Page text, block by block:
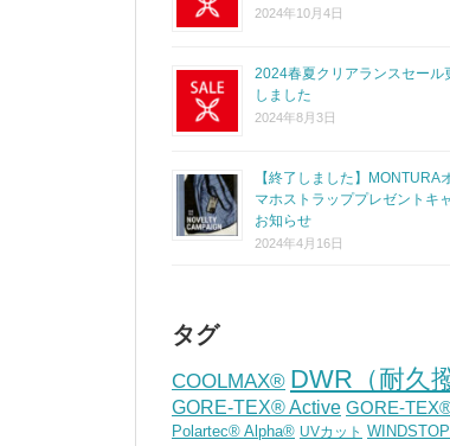
2024年10月4日
2024春夏クリアランスセール
しました
2024年8月3日
【終了しました】MONTURA
マホストラッププレゼントキ
お知らせ
2024年4月16日
タグ
COOLMAX® DWR（耐久
GORE-TEX® Active GORE-
Polartec® Alpha® UVカット